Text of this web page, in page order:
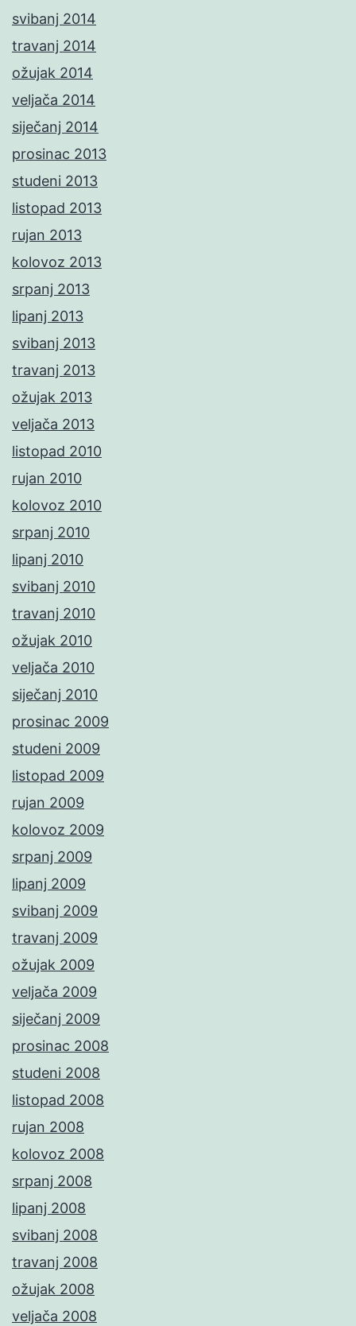
svibanj 2014
travanj 2014
ožujak 2014
veljača 2014
siječanj 2014
prosinac 2013
studeni 2013
listopad 2013
rujan 2013
kolovoz 2013
srpanj 2013
lipanj 2013
svibanj 2013
travanj 2013
ožujak 2013
veljača 2013
listopad 2010
rujan 2010
kolovoz 2010
srpanj 2010
lipanj 2010
svibanj 2010
travanj 2010
ožujak 2010
veljača 2010
siječanj 2010
prosinac 2009
studeni 2009
listopad 2009
rujan 2009
kolovoz 2009
srpanj 2009
lipanj 2009
svibanj 2009
travanj 2009
ožujak 2009
veljača 2009
siječanj 2009
prosinac 2008
studeni 2008
listopad 2008
rujan 2008
kolovoz 2008
srpanj 2008
lipanj 2008
svibanj 2008
travanj 2008
ožujak 2008
veljača 2008